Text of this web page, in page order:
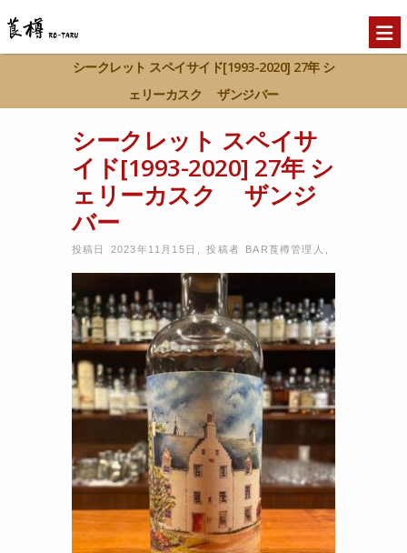
シークレット スペイサイド[1993-2020] 27年 シ
ェリーカスク ザンジバー
>>
シークレット スペイサイド[1993-
2020] 27年 シェリーカスク ザンジバー
シークレット スペイサ
イド[1993-2020] 27年 シ
ェリーカスク ザンジ
バー
投稿日 2023年11月15日 ,投稿者 BAR莨樽管理人